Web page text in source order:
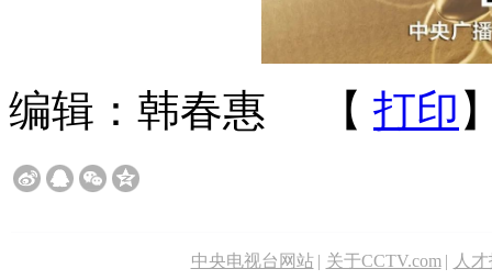
编辑：韩春惠 【 打印
中央电视台网站 关于CCTV.com 人